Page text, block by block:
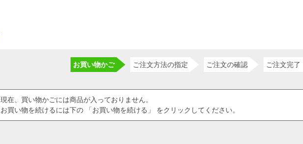
お買い物かご ご注文方法の指定 ご注文の確認 ご注文完了
現在、買い物かごには商品が入っておりません。
お買い物を続けるには下の 「お買い物を続ける」 をクリックしてください。